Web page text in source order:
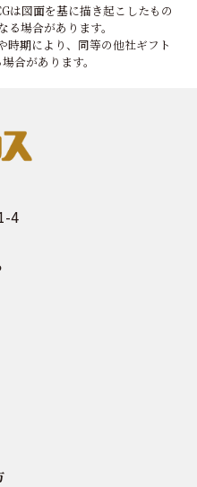
は図面を基に描き起こしたもの
場合があります。
期により、同等の他社ギフト
合があります。
4